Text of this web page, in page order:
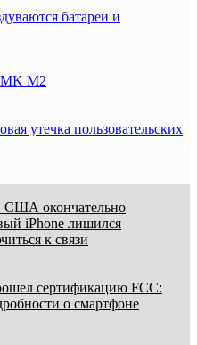
батареи и
M2
утечка пользовательских
США окончательно
iPhone лишился
к связи
сертификацию FCC:
о смартфоне